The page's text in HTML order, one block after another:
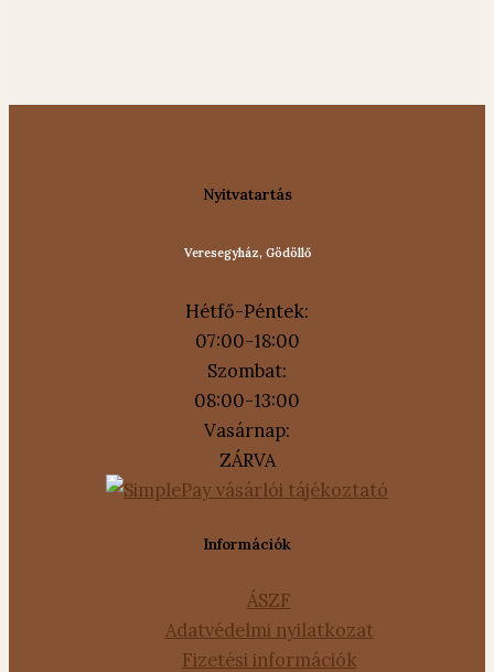
Nyitvatartás
Veresegyház, Gödöllő
Hétfő-Péntek:
07:00-18:00
Szombat:
08:00-13:00
Vasárnap:
ZÁRVA
Információk
ÁSZF
Adatvédelmi nyilatkozat
Fizetési információk